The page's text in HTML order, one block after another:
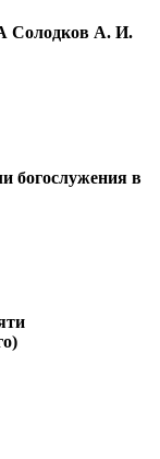
Солодков А. И.
богослужения в